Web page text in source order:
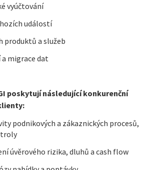
vyúčtování
událostí
produktů a služeb
migrace dat
poskytují následující konkurenční
podnikových a zákaznických procesů,
úvěrového rizika, dluhů a cash flow